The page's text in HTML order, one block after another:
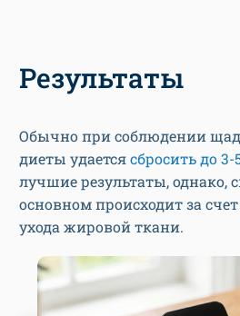
Результаты
Обычно при соблюдении
диеты удаетсясбросить до 3-
лучшие результаты, однако,
основном происходит за
ухода жировой ткани.